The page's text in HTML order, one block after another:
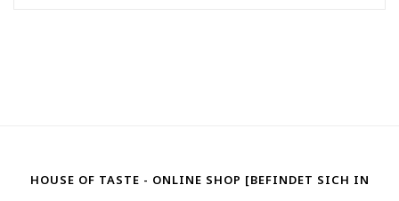
HOUSE OF TASTE - ONLINE SHOP [BEFINDET SICH IN